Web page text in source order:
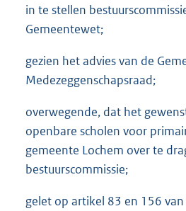
in te stellen
Gemeentewet;
gezien het advies van de
Medezeggenschapsraad;
overwegende, dat het
openbare scholen voor
gemeente Lochem over te
bestuurscommissie;
gelet op artikel 83 en 156